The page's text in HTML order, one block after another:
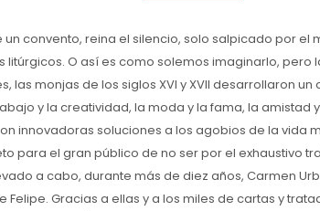
un convento, reina el silencio, solo salpicado por el
litúrgicos. O así es como solemos imaginarlo, pero
las monjas de los siglos XVI y XVII desarrollaron
y la creatividad, la moda y la fama, la amistad
innovadoras soluciones a los agobios de la vida
para el gran público de no ser por el exhaustivo
a cabo, durante más de diez años, Carmen
Felipe. Gracias a ellas y a los miles de cartas y